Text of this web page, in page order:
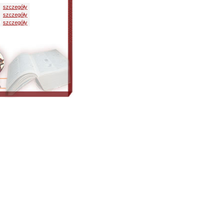
szczegóły
szczegóły
szczegóły